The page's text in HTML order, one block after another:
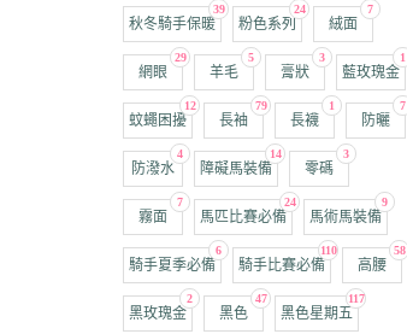
39
秋冬騎手保暖
24
粉色系列
7
絨面
29
網眼
5
羊毛
3
膏狀
1
藍玫瑰金
12
蚊蠅困擾
79
長袖
1
長襪
7
防曬
4
防潑水
14
障礙馬裝備
3
零碼
7
霧面
24
馬匹比賽必備
9
馬術馬裝備
6
騎手夏季必備
110
騎手比賽必備
58
高腰
2
黑玫瑰金
47
黑色
117
黑色星期五